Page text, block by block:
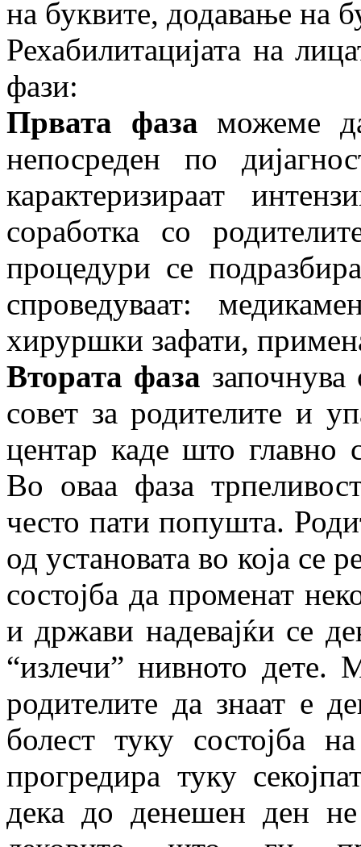
на буквите, додавање на
Рехабилитацијата на
фази:
Првата фаза можеме
непосреден по
карактеризираат
соработка со
процедури се
спроведуваат:
хируршки зафати,
Втората фаза
совет за родителите и
центар каде што главно
Во оваа фаза
често пати попушта.
од установата во која се
состојба да променат
и држави надевајќи се
“излечи” нивното дете.
родителите да знаат е
болест туку состојба
прогредира туку
дека до денешен ден